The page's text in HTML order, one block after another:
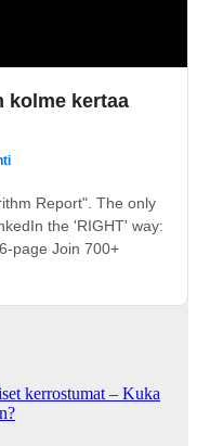
kolme kertaa
Report". The only
the 'RIGHT' way:
page Join 700+